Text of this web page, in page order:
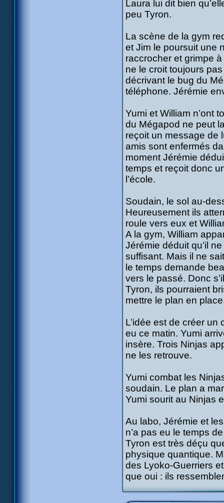
Laura lui dit bien
peu Tyron.
La scène de la gym
et Jim le poursuit une
raccrocher et grimpe
ne le croit toujours
décrivant le bug du
téléphone. Jérémie
Yumi et William n’ont
du Mégapod ne peut
reçoit un message de
amis sont enfermés
moment Jérémie
temps et reçoit donc
l’école.
Soudain, le sol au-
Heureusement ils
roule vers eux et
A la gym, William
Jérémie déduit qu’il
suffisant. Mais il ne
le temps demande
vers le passé. Donc
Tyron, ils pourraient
mettre le plan en
L’idée est de créer
eu ce matin. Yumi
insère. Trois Ninjas
ne les retrouve.
Yumi combat les
soudain. Le plan a
Yumi sourit au Ninjas
Au labo, Jérémie et
n’a pas eu le temps
Tyron est très déçu
physique quantique.
des Lyoko-Guerriers
que oui : ils